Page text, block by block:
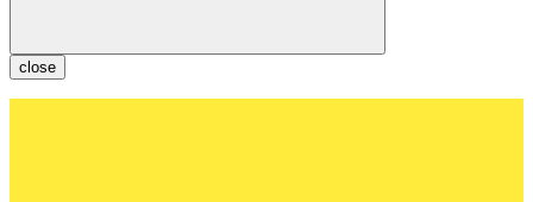
close